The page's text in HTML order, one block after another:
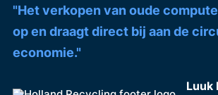
"Het verkopen van oude
op en draagt direct bij aan de
economie."
Luuk